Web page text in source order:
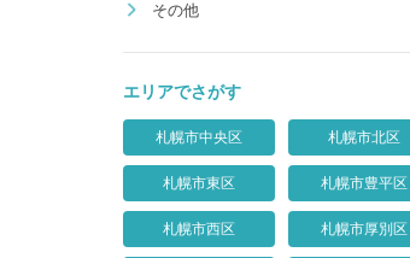
その他
エリアでさがす
札幌市中央区 札幌市北区
札幌市東区 札幌市豊平区
札幌市西区 札幌市厚別区